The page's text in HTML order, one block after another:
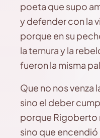
poeta que supo
y defender con la
porque en su
la ternura y la
fueron la misma
Que no nos venza
sino el deber
porque Rigoberto
sino que